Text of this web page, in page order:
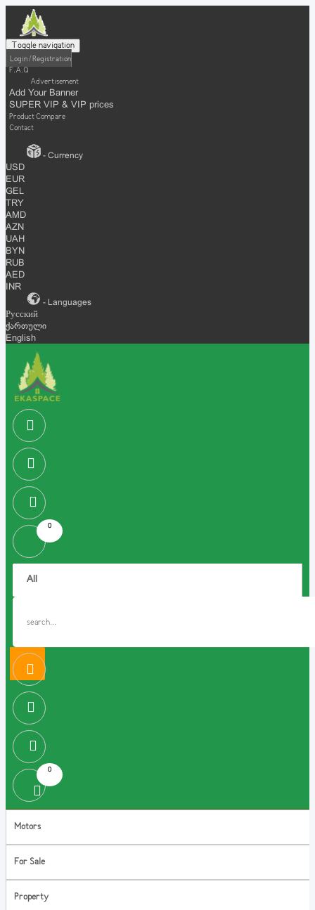
Toggle navigation
Login / Registration
F.A.Q
Advertisement
Add Your Banner
SUPER VIP & VIP prices
Product Compare
Contact
- Currency
USD
EUR
GEL
TRY
AMD
AZN
UAH
BYN
RUB
AED
INR
- Languages
Русский
ქართული
English
0
0
Motors
For Sale
Property